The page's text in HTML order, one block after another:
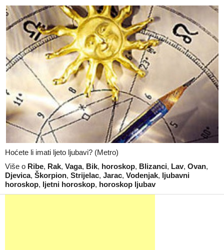
Hoćete li imati ljeto ljubavi? (Metro)
Više o Ribe, Rak, Vaga, Bik, horoskop, Blizanci, Lav, Ovan,
Djevica, Škorpion, Strijelac, Jarac, Vodenjak, ljubavni
horoskop, ljetni horoskop, horoskop ljubav